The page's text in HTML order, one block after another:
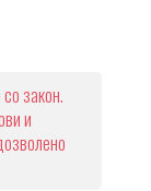
закон.
и